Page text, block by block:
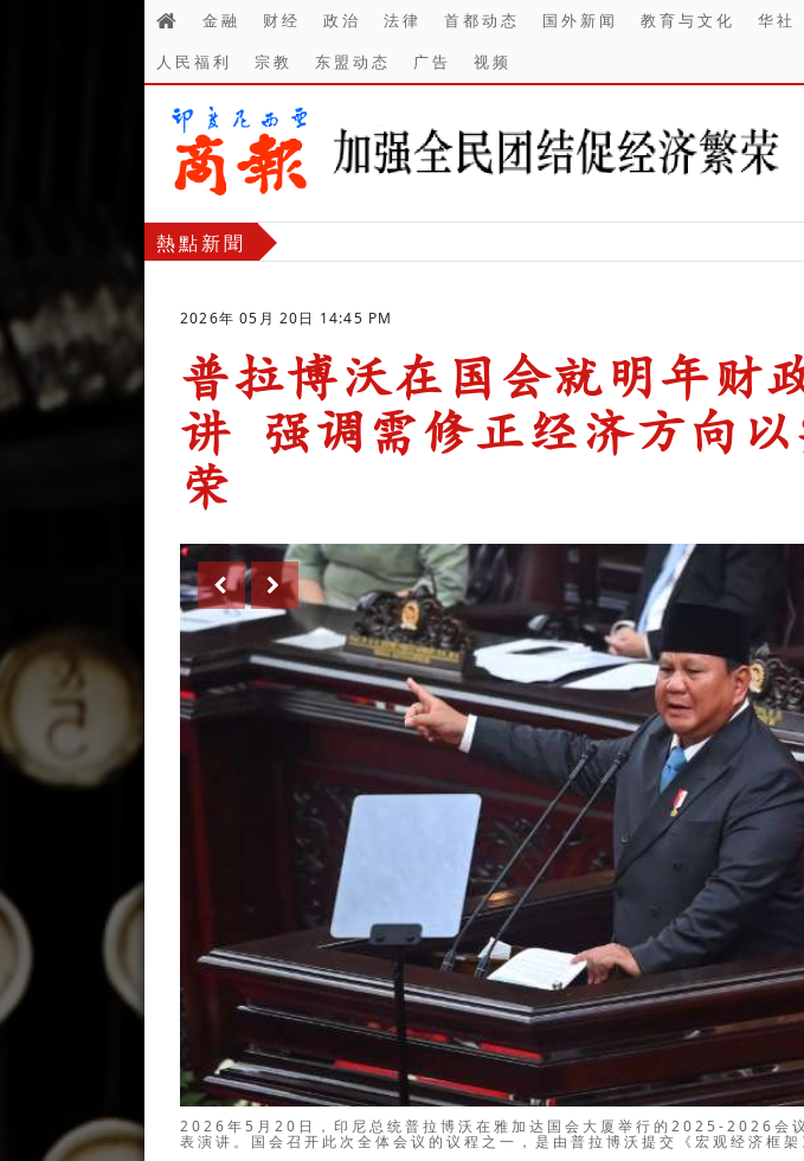
金融 财经 政治 法律 首都动态 国外新闻 教育与文化 华社
人民福利
宗教 东盟动态 广告 视频
熱點新聞
2026年 05月 20日 14:45 PM
普拉博沃在国会就明年财
讲 强调需修正经济方向以
荣
印尼国会议长普安（中）在副议长苏夫米·达斯科·艾哈迈德（右）和萨里·尤利
日）在雅加达国会大厦主持了2025-2026会议年度第五会期第19次全体会议。